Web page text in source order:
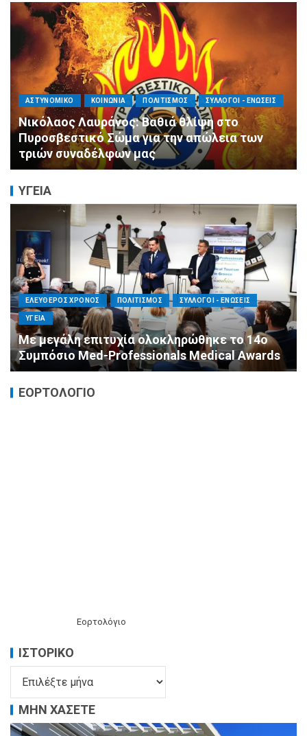
ΑΓΙΟΣ ΔΗΜΗΤΡΙΟΣ ΕΚΚΛΗΣΙΑ - ΑΡΧΟΝΤΑΡΙΚΙ ΠΟΛΙΤΙΣΜΟΣ
Με κατάνυξη και λαμπρότητα ο εορτασμός
της Μεταμορφώσεως του Σωτήρος στον
Ασύρματο
ΥΓΕΙΑ
ΕΛΕΥΘΕΡΟΣ ΧΡΟΝΟΣ ΟΙΚΟΝΟΜΙΑ ΥΓΕΙΑ
Καταστροφικές δαπάνες υγείας και η
αντιμετώπισή τους
ΕΟΡΤΟΛΟΓΙΟ
Εορτολόγιο
ΙΣΤΟΡΙΚΌ
ΜΗΝ ΧΑΣΕΤΕ